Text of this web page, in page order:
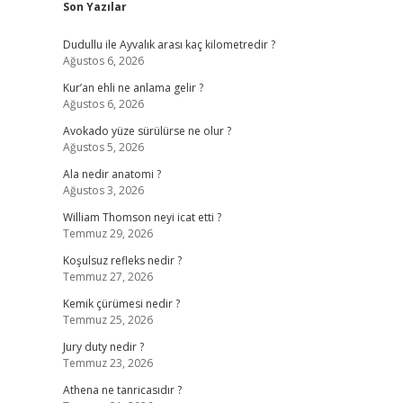
Son Yazılar
Dudullu ile Ayvalık arası kaç kilometredir ?
Ağustos 6, 2026
Kur’an ehli ne anlama gelir ?
Ağustos 6, 2026
Avokado yüze sürülürse ne olur ?
Ağustos 5, 2026
Ala nedir anatomi ?
Ağustos 3, 2026
William Thomson neyi icat etti ?
Temmuz 29, 2026
Koşulsuz refleks nedir ?
Temmuz 27, 2026
Kemik çürümesi nedir ?
Temmuz 25, 2026
Jury duty nedir ?
Temmuz 23, 2026
Athena ne tanricasıdır ?